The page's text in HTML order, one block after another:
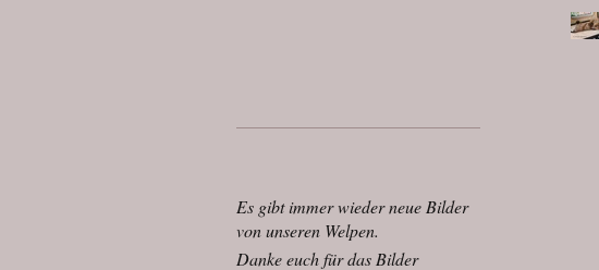
Es gibt immer wieder neue Bilder
von unseren Welpen.
Danke euch für das Bilder